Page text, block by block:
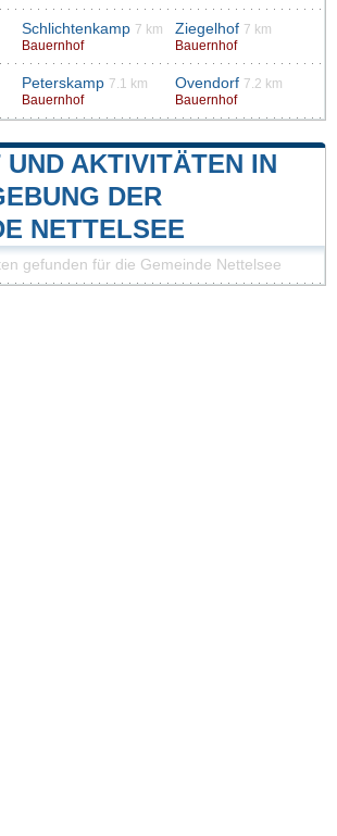
Schlichtenkamp 7 km
Bauernhof
Ziegelhof 7 km
Bauernhof
Peterskamp 7.1 km
Bauernhof
Ovendorf 7.2 km
Bauernhof
UND AKTIVITÄTEN IN
DER
NETTELSEE
gefunden für die Gemeinde Nettelsee